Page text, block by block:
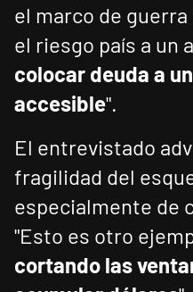
el marco de
el riesgo país a un
colocar deuda a
accesible".
El entrevistado
fragilidad del
especialmente de
"Esto es otro
cortando las